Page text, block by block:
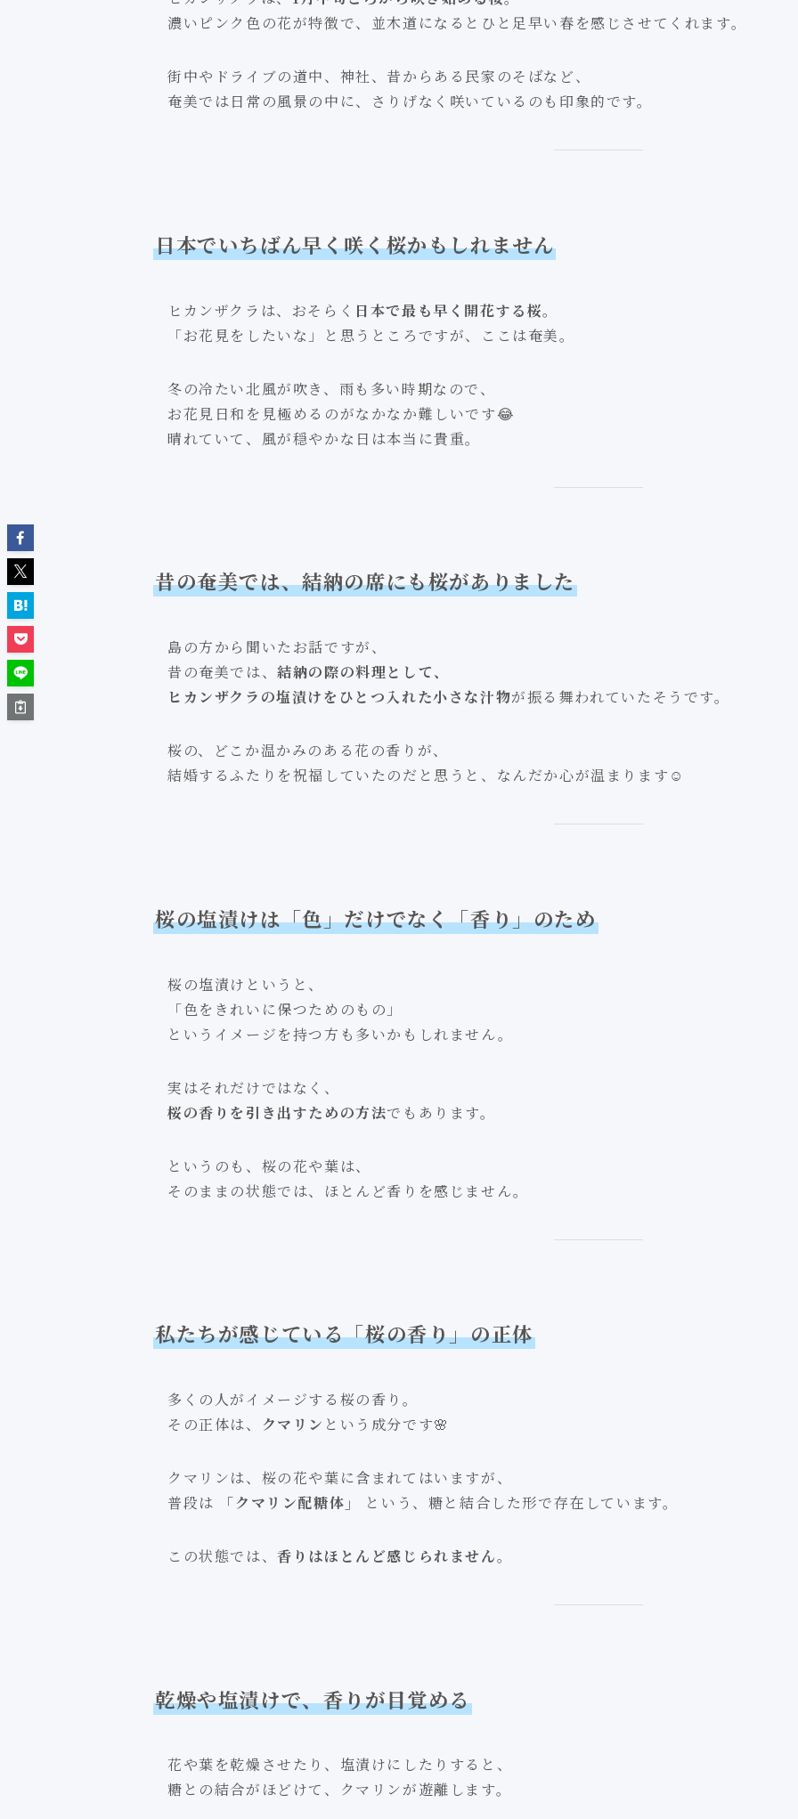
濃いピンク色の花が特徴で、並木道になるとひと足早い春を感じさせてくれます。
街中やドライブの道中、神社、昔からある民家のそばなど、
奄美では日常の風景の中に、さりげなく咲いているのも印象的です。
日本でいちばん早く咲く桜かもしれません
ヒカンザクラは、おそらく 日本で最も早く開花する桜。
「お花見をしたいな」と思うところですが、ここは奄美。
冬の冷たい北風が吹き、雨も多い時期なので、
お花見日和を見極めるのがなかなか難しいです😂
晴れていて、風が穏やかな日は本当に貴重。
昔の奄美では、結納の席にも桜がありました
島の方から聞いたお話ですが、
昔の奄美では、結納の際の料理として、
ヒカンザクラの塩漬けをひとつ入れた小さな汁物が振る舞われていたそうです。
桜の、どこか温かみのある花の香りが、
結婚するふたりを祝福していたのだと思うと、なんだか心が温まります☺️
桜の塩漬けは「色」だけでなく「香り」のため
桜の塩漬けというと、
「色をきれいに保つためのもの」
というイメージを持つ方も多いかもしれません。
実はそれだけではなく、
桜の香りを引き出すための方法でもあります。
というのも、桜の花や葉は、
そのままの状態では、ほとんど香りを感じません。
私たちが感じている「桜の香り」の正体
多くの人がイメージする桜の香り。
その正体は、
クマリン という成分です🌸
クマリンは、桜の花や葉に含まれてはいますが、
普段は
「クマリン配糖体」 という、糖と結合した形で存在しています。
この状態では、香りはほとんど感じられません。
乾燥や塩漬けで、香りが目覚める
花や葉を乾燥させたり、塩漬けにしたりすると、
糖との結合がほどけて、クマリンが遊離します。